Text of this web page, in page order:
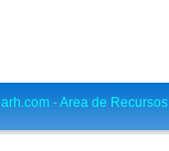
- Area de